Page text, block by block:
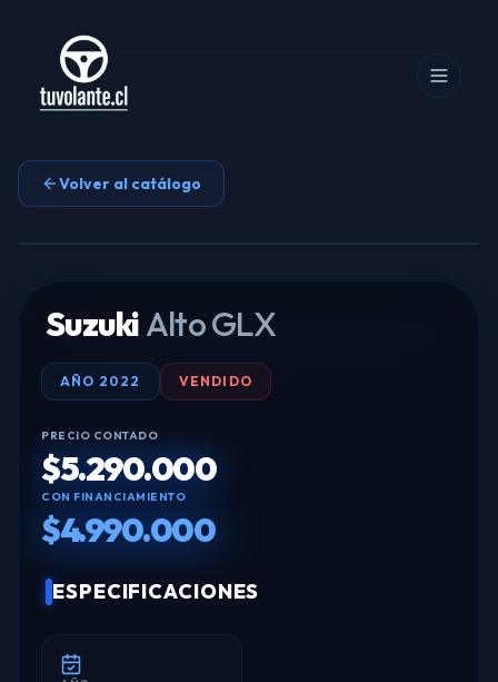
Volver al catálogo
SuzukiAlto GLX
AÑO 2022 VENDIDO
PRECIO CONTADO
$5.290.000
CON FINANCIAMIENTO
$4.990.000
ESPECIFICACIONES